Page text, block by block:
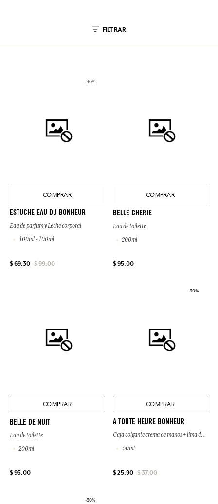
FILTRAR
-30%
COMPRAR
ESTUCHE EAU DU BONHEUR
Eau de parfum y Leche corporal
100ml - 100ml
$ 69.30 $ 99.00
COMPRAR
BELLE CHÉRIE
Eau de toilette
200ml
$ 95.00
COMPRAR
BELLE DE NUIT
Eau de toilette
200ml
$ 95.00
-30%
COMPRAR
A TOUTE HEURE BONHEUR
Caja colgante crema de manos + lima de uñas
50ml
$ 25.90 $ 37.00
-30%